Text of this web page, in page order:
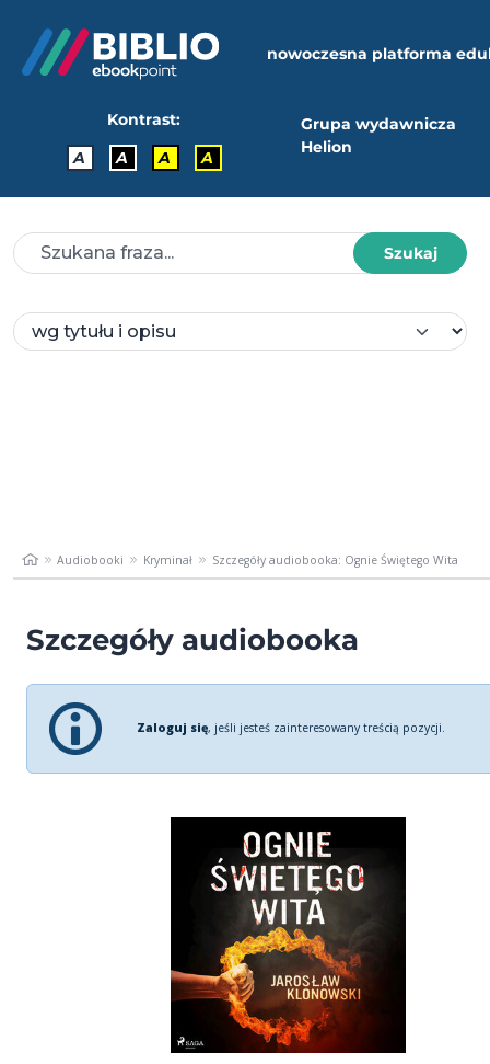
nowoczesna platforma
Kontrast:
A
A A A
Grupa wydawnicza
Helion
Szukaj
Audiobooki Kryminał Szczegóły audiobooka: Ognie Świętego Wita
Szczegóły audiobooka
Zaloguj się, jeśli jesteś zainteresowany treścią pozycji.